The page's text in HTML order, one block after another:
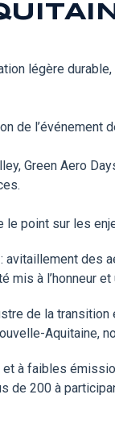
légère
de
Green Aero
point sur les
à l’honneur
de la
Aquitaine,
à faibles
200 à